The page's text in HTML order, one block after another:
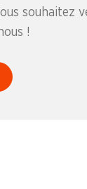
souhaitez
!